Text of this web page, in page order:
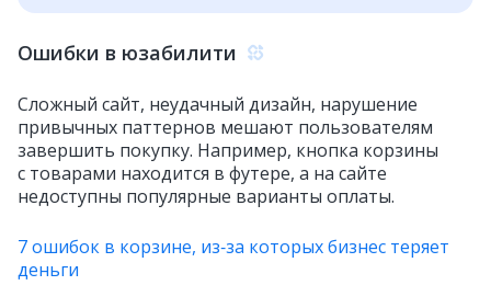
Ошибки в юзабилити
Сложный сайт, неудачный дизайн, нарушение
привычных паттернов мешают пользователям
завершить покупку. Например, кнопка корзины
с товарами находится в футере, а на сайте
недоступны популярные варианты оплаты.
7 ошибок в корзине, из‑за которых бизнес теряет
деньги